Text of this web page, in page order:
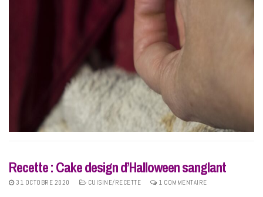
Recette : Cake design d’Halloween sanglant
31 OCTOBRE 2020 CUISINE/RECETTE 1 COMMENTAIRE